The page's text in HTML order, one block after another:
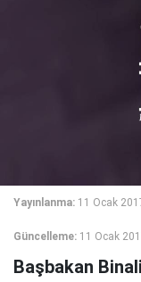
Yayınlanma: 11 Ocak
Güncelleme: 11 Ocak
Başbakan